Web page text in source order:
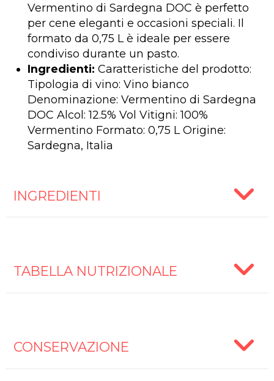
Vermentino di Sardegna DOC è perfetto
per cene eleganti e occasioni speciali. Il
formato da 0,75 L è ideale per essere
condiviso durante un pasto.
Ingredienti: Caratteristiche del prodotto:
Tipologia di vino: Vino bianco
Denominazione: Vermentino di Sardegna
DOC Alcol: 12.5% Vol Vitigni: 100%
Vermentino Formato: 0,75 L Origine:
Sardegna, Italia
INGREDIENTI
TABELLA NUTRIZIONALE
CONSERVAZIONE